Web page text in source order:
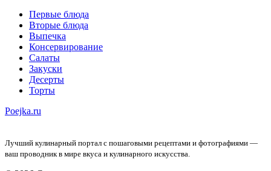
Первые блюда
Вторые блюда
Выпечка
Консервирование
Салаты
Закуски
Десерты
Торты
Poejka.ru
Лучший кулинарный портал с пошаговыми рецептами и фотографиями —
ваш проводник в мире вкуса и кулинарного искусства.